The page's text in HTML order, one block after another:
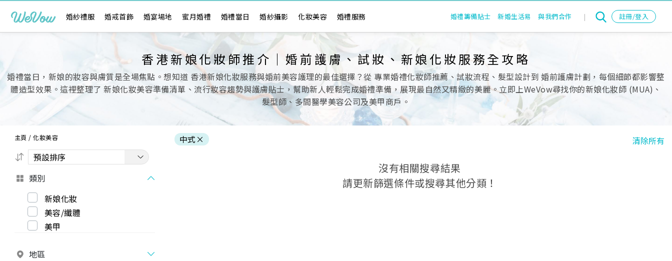
婚紗禮服 婚戒首飾 婚宴場地 蜜月婚禮 婚禮當日 婚紗攝影 化妝美容 婚禮服務 婚禮籌備貼士 新婚生活易 與我們合作 | 註冊/登入
香港新娘化妝師推介｜婚前護膚、試妝、新娘化妝服務全攻略
婚禮當日，新娘的妝容與膚質是全場焦點。想知道 香港新娘化妝服務與婚前美容護理的最佳選擇？從 專業婚禮化妝師推薦、試妝流程、髮型設計到 婚前護膚計劃，每個細節都影響整
體造型效果。這裡整理了 新娘化妝美容準備清單、流行妝容趨勢與護膚貼士，幫助新人輕鬆完成婚禮準備，展現最自然又精緻的美麗。立即上WeVow尋找你的新娘化妝師 (MUA)、
髮型師、多間醫學美容公司及美甲商戶。
主頁 /化妝美容
類別
新娘化妝
美容/纖體
美甲
地區
中式 × 清除所有
沒有相關搜尋結果
請更新篩選條件或搜尋其他分類！